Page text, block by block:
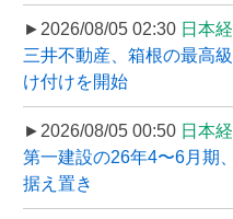
►2026/08/05 02:30 日本
三井不動産、箱根の最高
け付けを開始
►2026/08/05 00:50 日本
第一建設の26年4〜6月期
据え置き